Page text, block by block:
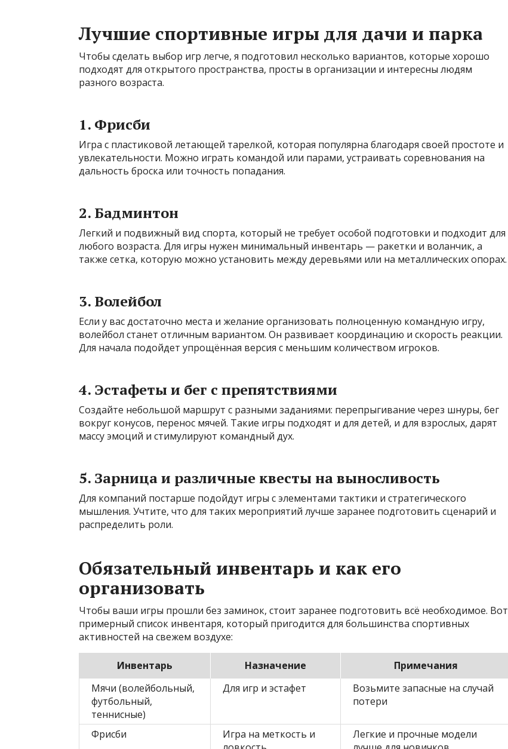
Лучшие спортивные игры для дачи и парка
Чтобы сделать выбор игр легче, я подготовил несколько вариантов, которые хорошо
подходят для открытого пространства, просты в организации и интересны людям
разного возраста.
1. Фрисби
Игра с пластиковой летающей тарелкой, которая популярна благодаря своей простоте и
увлекательности. Можно играть командой или парами, устраивать соревнования на
дальность броска или точность попадания.
2. Бадминтон
Легкий и подвижный вид спорта, который не требует особой подготовки и подходит для
любого возраста. Для игры нужен минимальный инвентарь — ракетки и воланчик, а
также сетка, которую можно установить между деревьями или на металлических опорах.
3. Волейбол
Если у вас достаточно места и желание организовать полноценную командную игру,
волейбол станет отличным вариантом. Он развивает координацию и скорость реакции.
Для начала подойдет упрощённая версия с меньшим количеством игроков.
4. Эстафеты и бег с препятствиями
Создайте небольшой маршрут с разными заданиями: перепрыгивание через шнуры, бег
вокруг конусов, перенос мячей. Такие игры подходят и для детей, и для взрослых, дарят
массу эмоций и стимулируют командный дух.
5. Зарница и различные квесты на выносливость
Для компаний постарше подойдут игры с элементами тактики и стратегического
мышления. Учтите, что для таких мероприятий лучше заранее подготовить сценарий и
распределить роли.
Обязательный инвентарь и как его
организовать
Чтобы ваши игры прошли без заминок, стоит заранее подготовить всё необходимое. Вот
примерный список инвентаря, который пригодится для большинства спортивных
активностей на свежем воздухе:
Инвентарь Назначение
Примечания
Мячи (волейбольный,
футбольный,
теннисные)
Для игр и эстафет
Возьмите запасные на случай
потери
Фрисби
Игра на меткость и
Легкие и прочные модели